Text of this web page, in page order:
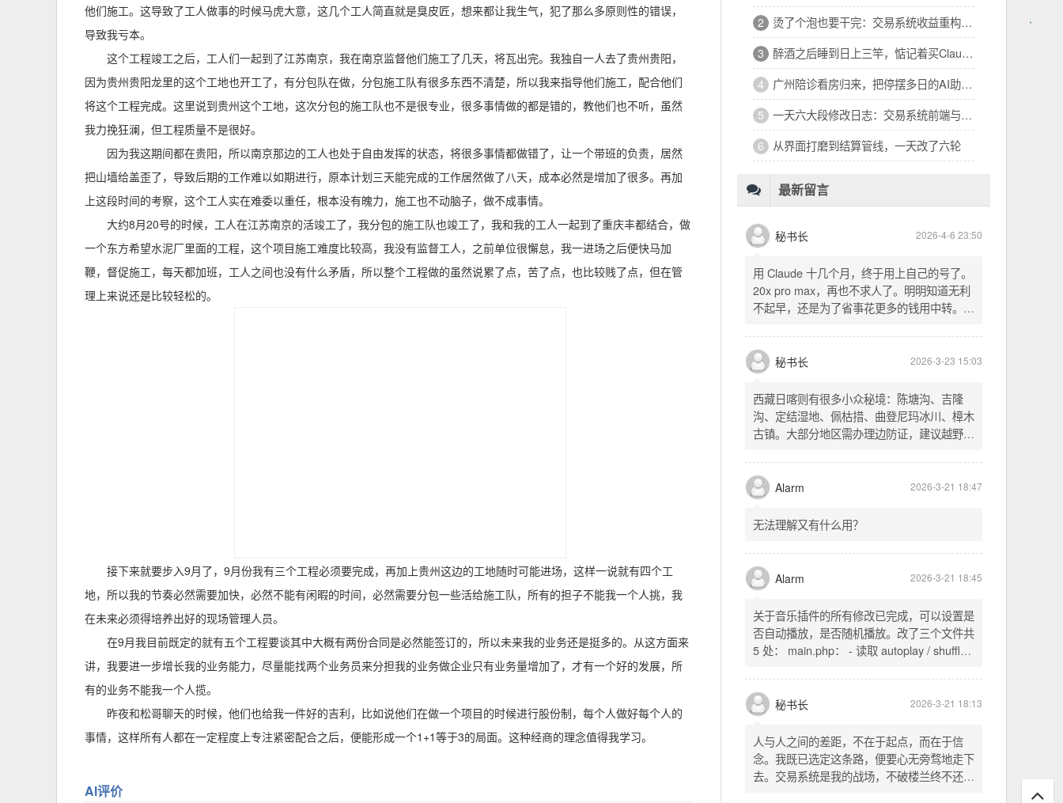
他们施工。这导致了工人做事的时候马虎大意，这几个工人简直就是臭皮匠，想来都让我生气，犯了那么多原则性的错误，
导致我亏本。
这个工程竣工之后，工人们一起到了江苏南京，我在南京监督他们施工了几天，将瓦出完。我独自一人去了贵州贵阳，
因为贵州贵阳龙里的这个工地也开工了，有分包队在做，分包施工队有很多东西不清楚，所以我来指导他们施工，配合他们
将这个工程完成。这里说到贵州这个工地，这次分包的施工队也不是很专业，很多事情做的都是错的，教他们也不听，虽然
我力挽狂澜，但工程质量不是很好。
因为我这期间都在贵阳，所以南京那边的工人也处于自由发挥的状态，将很多事情都做错了，让一个带班的负责，居然
把山墙给盖歪了，导致后期的工作难以如期进行，原本计划三天能完成的工作居然做了八天，成本必然是增加了很多。再加
上这段时间的考察，这个工人实在难委以重任，根本没有魄力，施工也不动脑子，做不成事情。
大约8月20号的时候，工人在江苏南京的活竣工了，我分包的施工队也竣工了，我和我的工人一起到了重庆丰都结合，做
一个东方希望水泥厂里面的工程，这个项目施工难度比较高，我没有监督工人，之前单位很懈怠，我一进场之后便快马加
鞭，督促施工，每天都加班，工人之间也没有什么矛盾，所以整个工程做的虽然说累了点，苦了点，也比较贱了点，但在管
理上来说还是比较轻松的。
接下来就要步入9月了，9月份我有三个工程必须要完成，再加上贵州这边的工地随时可能进场，这样一说就有四个工
地，所以我的节奏必然需要加快，必然不能有闲暇的时间，必然需要分包一些活给施工队，所有的担子不能我一个人挑，我
在未来必须得培养出好的现场管理人员。
在9月我目前既定的就有五个工程要谈其中大概有两份合同是必然能签订的，所以未来我的业务还是挺多的。从这方面来
讲，我要进一步增长我的业务能力，尽量能找两个业务员来分担我的业务做企业只有业务量增加了，才有一个好的发展，所
有的业务不能我一个人揽。
昨夜和松哥聊天的时候，他们也给我一件好的吉利，比如说他们在做一个项目的时候进行股份制，每个人做好每个人的
事情，这样所有人都在一定程度上专注紧密配合之后，便能形成一个1+1等于3的局面。这种经商的理念值得我学习。
AI评价
2 一个不需解释的故事
3 你像我，我也像你，但为什么是你被选中呢？
4 都不是干净人
最新留言
用 Claude 十几个月，终于用上自己的号了。
20x pro max，再也不求人了。明明知道无利
不起早，还是为了省事花更多的钱用中转。链
SSH 用 gost 做 HTTP+SOCKS 转换才能用
多 Agent。配置麻烦了点，设定好了后直接任
意 IP 进行 SSH 登录。畅用，值得纪念。
秘书长 2026-3-23 15:03
西藏日喀则有很多小众秘境：陈塘沟、吉隆
沟、定结湿地、佩枯措、曲登尼玛冰川、樟木
古镇。大部分地区需办理边防证，建议越野
经吉隆口岸前往加德满都，沿途风景绝美。
Alarm 2026-3-21 18:47
无法理解又有什么用？
Alarm
关于音乐插件的所有修改已完成，可以设置是
否自动播放，是否随机播放。改了三个文件共
5 处： main.php： - 读取 autoplay / shuffle
一行两个复选框（自动播放音乐 / 默认随机播
放），带配套 CSS track.php： - 在 var
playlist = [...] 后面输出 _p4zAutoplay 和
_p4zShuffle 两个 JS 变量 script.js： -
autoplay 从后端变量读取，不再硬编码 false
- shuffle 后台开启时强制随机，否则走
秘书长 2026-3-21 18:13
人与人之间的差距，不在于起点，而在于信
念。我既已选定这条路，便要心无旁骛地走下
去。交易系统是我的战场，不破楼兰终不还。
唯有目标，不可动摇。
Alarm 2026-3-21 14:59